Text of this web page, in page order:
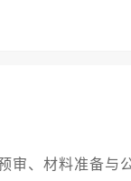
审、材料准备与